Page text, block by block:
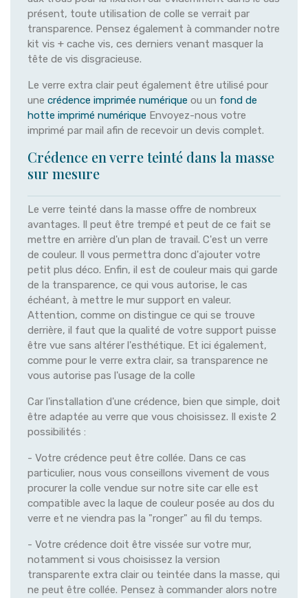
présent, toute utilisation de colle se verrait par
transparence. Pensez également à commander notre
kit vis + cache vis, ces derniers venant masquer la
tête de vis disgracieuse.
Le verre extra clair peut également être utilisé pour
une crédence imprimée numérique ou un fond de
hotte imprimé numérique Envoyez-nous votre
imprimé par mail afin de recevoir un devis complet.
Crédence en verre teinté dans la masse
sur mesure
Le verre teinté dans la masse offre de nombreux
avantages. Il peut être trempé et peut de ce fait se
mettre en arrière d'un plan de travail. C'est un verre
de couleur. Il vous permettra donc d'ajouter votre
petit plus déco. Enfin, il est de couleur mais qui garde
de la transparence, ce qui vous autorise, le cas
échéant, à mettre le mur support en valeur.
Attention, comme on distingue ce qui se trouve
derrière, il faut que la qualité de votre support puisse
être vue sans altérer l'esthétique. Et ici également,
comme pour le verre extra clair, sa transparence ne
vous autorise pas l'usage de la colle
Car l'installation d'une crédence, bien que simple, doit
être adaptée au verre que vous choisissez. Il existe 2
possibilités :
- Votre crédence peut être collée. Dans ce cas
particulier, nous vous conseillons vivement de vous
procurer la colle vendue sur notre site car elle est
compatible avec la laque de couleur posée au dos du
verre et ne viendra pas la "ronger" au fil du temps.
- Votre crédence doit être vissée sur votre mur,
notamment si vous choisissez la version
transparente extra clair ou teintée dans la masse, qui
ne peut être collée. Pensez à commander alors notre